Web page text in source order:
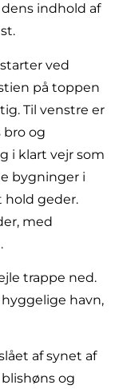
dens indhold af
ved
på toppen
Til venstre er
bro og
i klart vejr som
bygninger i
hold geder.
med
trappe ned.
havn,
af synet af
og